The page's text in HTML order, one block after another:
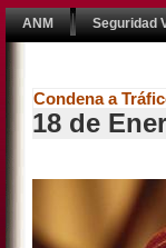
ANM Seguridad
Condena a
18 de